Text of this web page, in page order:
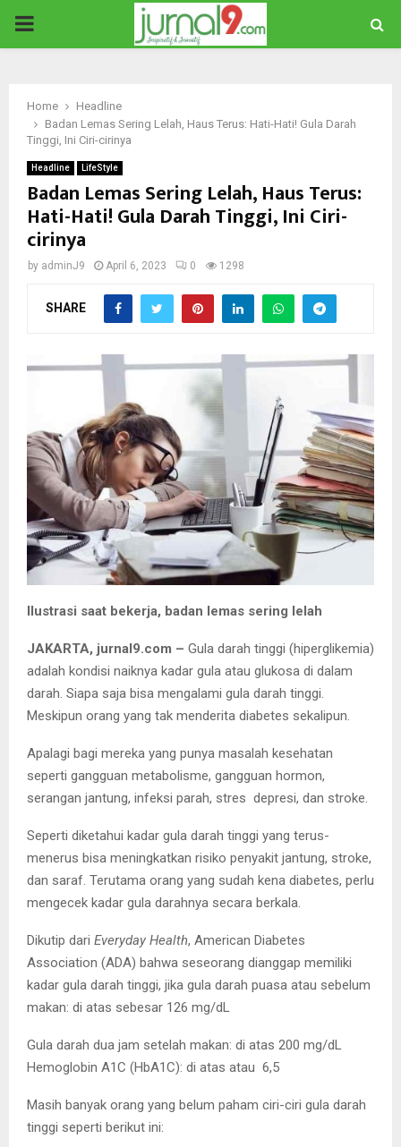
PRIMARY
Home
Headline
Badan Lemas Sering Lelah, Haus Terus: Hati-Hati! Gula Darah
Tinggi, Ini Ciri-cirinya
Headline LifeStyle
Badan Lemas Sering Lelah, Haus Terus:
Hati-Hati! Gula Darah Tinggi, Ini Ciri-
cirinya
by adminJ9 April 6, 2023 0 1298
SHARE
Ilustrasi saat bekerja, badan lemas sering lelah
JAKARTA, jurnal9.com – Gula darah tinggi (hiperglikemia)
adalah kondisi naiknya kadar gula atau glukosa di dalam
darah. Siapa saja bisa mengalami gula darah tinggi.
Meskipun orang yang tak menderita diabetes sekalipun.
Apalagi bagi mereka yang punya masalah kesehatan
seperti gangguan metabolisme, gangguan hormon,
serangan jantung, infeksi parah, stres depresi, dan stroke.
Seperti diketahui kadar gula darah tinggi yang terus-
menerus bisa meningkatkan risiko penyakit jantung, stroke,
dan saraf. Terutama orang yang sudah kena diabetes, perlu
mengecek kadar gula darahnya secara berkala.
Dikutip dari Everyday Health, American Diabetes
Association (ADA) bahwa seseorang dianggap memiliki
kadar gula darah tinggi, jika gula darah puasa atau sebelum
makan: di atas sebesar 126 mg/dL
Gula darah dua jam setelah makan: di atas 200 mg/dL
Hemoglobin A1C (HbA1C): di atas atau 6,5
Masih banyak orang yang belum paham ciri-ciri gula darah
tinggi seperti berikut ini: